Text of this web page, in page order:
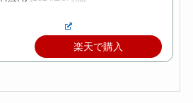
楽天で購入